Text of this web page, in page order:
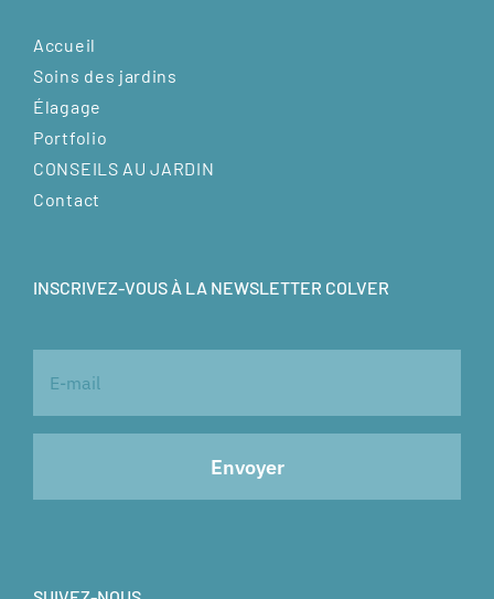
Accueil
Soins des jardins
Élagage
Portfolio
CONSEILS AU JARDIN
Contact
INSCRIVEZ-VOUS À LA NEWSLETTER COLVER